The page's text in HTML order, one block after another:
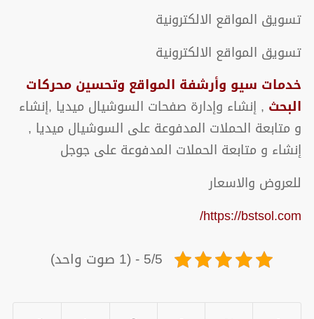
تسويق المواقع الالكترونية
تسويق المواقع الالكترونية
خدمات سيو وأرشفة المواقع وتحسين محركات
البحث , إنشاء وإدارة صفحات السوشيال ميديا ,إنشاء
و متابعة الحملات المدفوعة على السوشيال ميديا ,
إنشاء و متابعة الحملات المدفوعة على جوجل
للعروض والاسعار
https://bstsol.com/
5/5 - (1 صوت واحد)